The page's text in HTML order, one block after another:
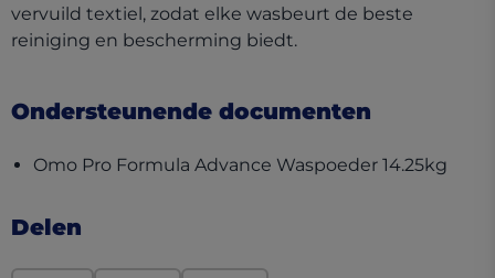
vervuild textiel, zodat elke wasbeurt de beste
reiniging en bescherming biedt.
Ondersteunende documenten
Omo Pro Formula Advance Waspoeder 14.25kg
Delen